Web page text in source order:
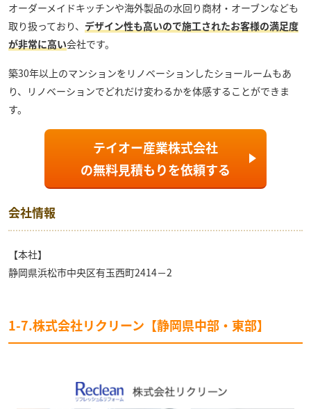
オーダーメイドキッチンや海外製品の水回り商材・オーブンなども
取り扱っており、 デザイン性も高いので施工されたお客様の満足度
が非常に高い会社です。
築30年以上のマンションをリノベーションしたショールームもあ
り、リノベーションでどれだけ変わるかを体感することができま
す。
テイオー産業株式会社
の無料見積もりを依頼する
会社情報
【本社】
静岡県浜松市中央区有玉西町2414－2
1-7.株式会社リクリーン【静岡県中部・東部】